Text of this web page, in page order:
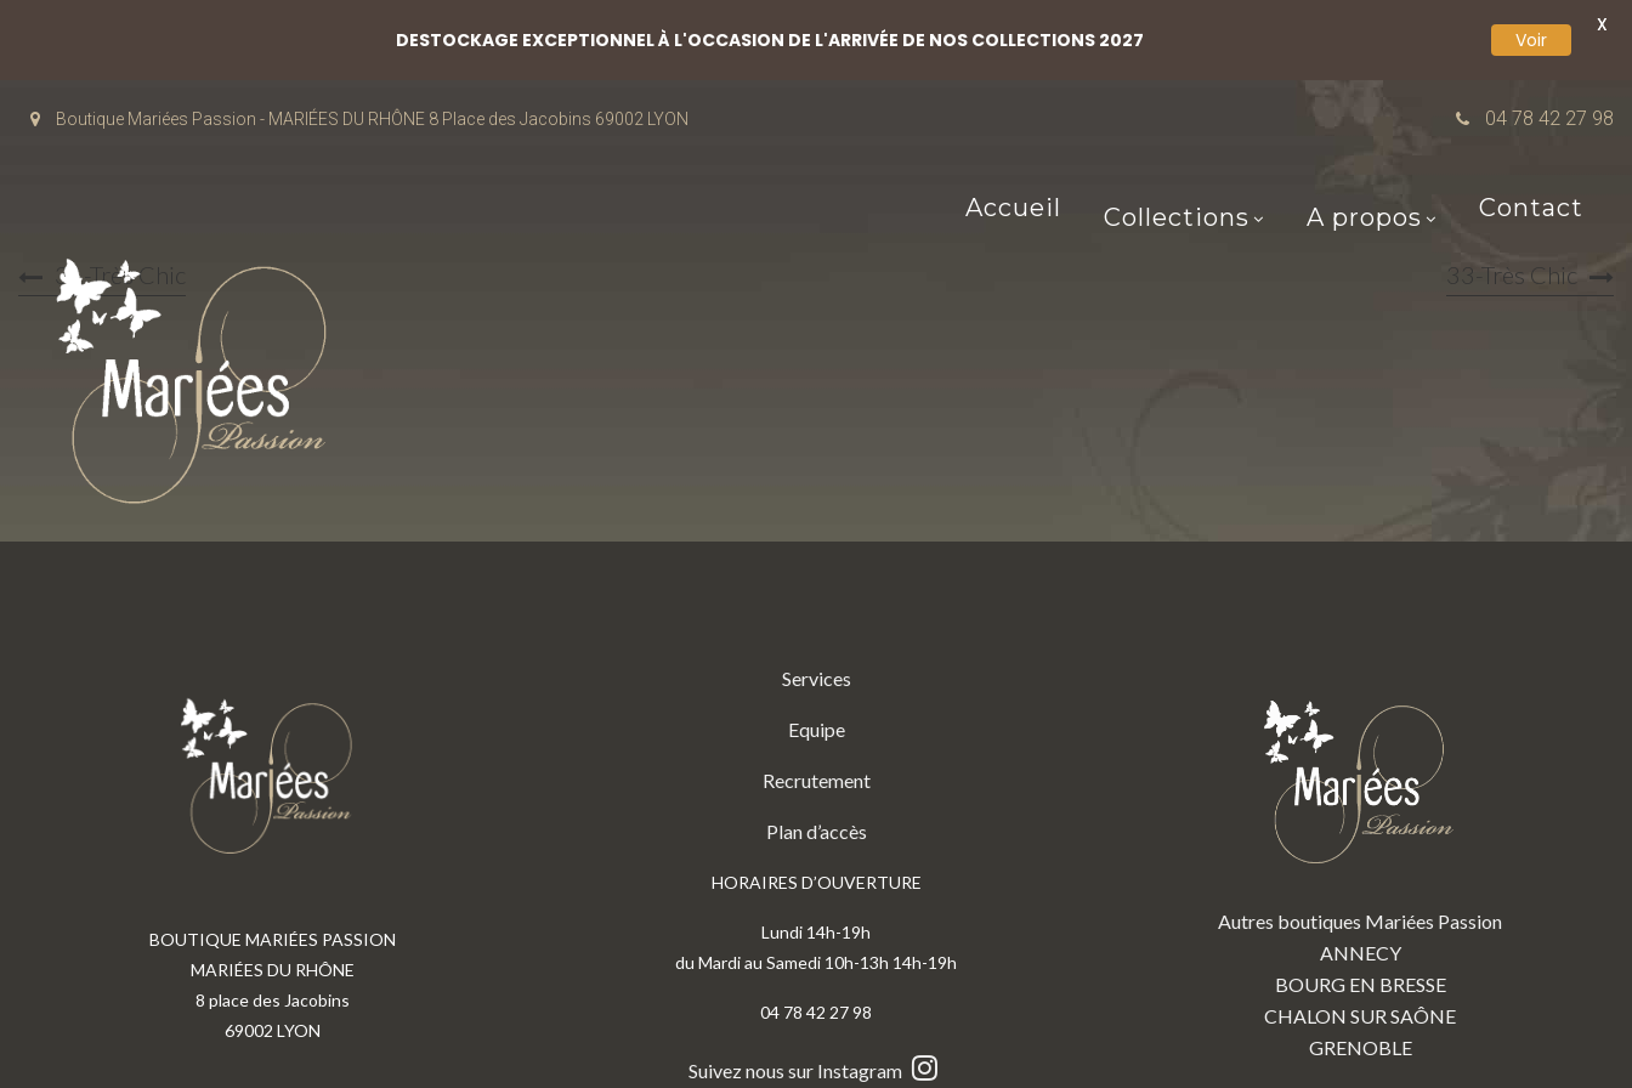
Boutique Mariées Passion - MARIÉES DU RHÔNE 8 Place des Jacobins 69002 LYON 04 78 42 27 98
Accueil Collections A propos Contact
31-Très Chic 33-Très Chic
BOUTIQUE MARIÉES PASSION
MARIÉES DU RHÔNE
8 place des Jacobins
69002 LYON
Services
Equipe
Recrutement
Plan d’accès
HORAIRES D’OUVERTURE
Lundi 14h-19h
du Mardi au Samedi 10h-13h 14h-19h
04 78 42 27 98
Suivez nous sur Instagram
Autres boutiques Mariées Passion
ANNECY
BOURG EN BRESSE
CHALON SUR SAÔNE
GRENOBLE
DESTOCKAGE EXCEPTIONNEL À L'OCCASION DE L'ARRIVÉE DE NOS COLLECTIONS 2027 Voir
X